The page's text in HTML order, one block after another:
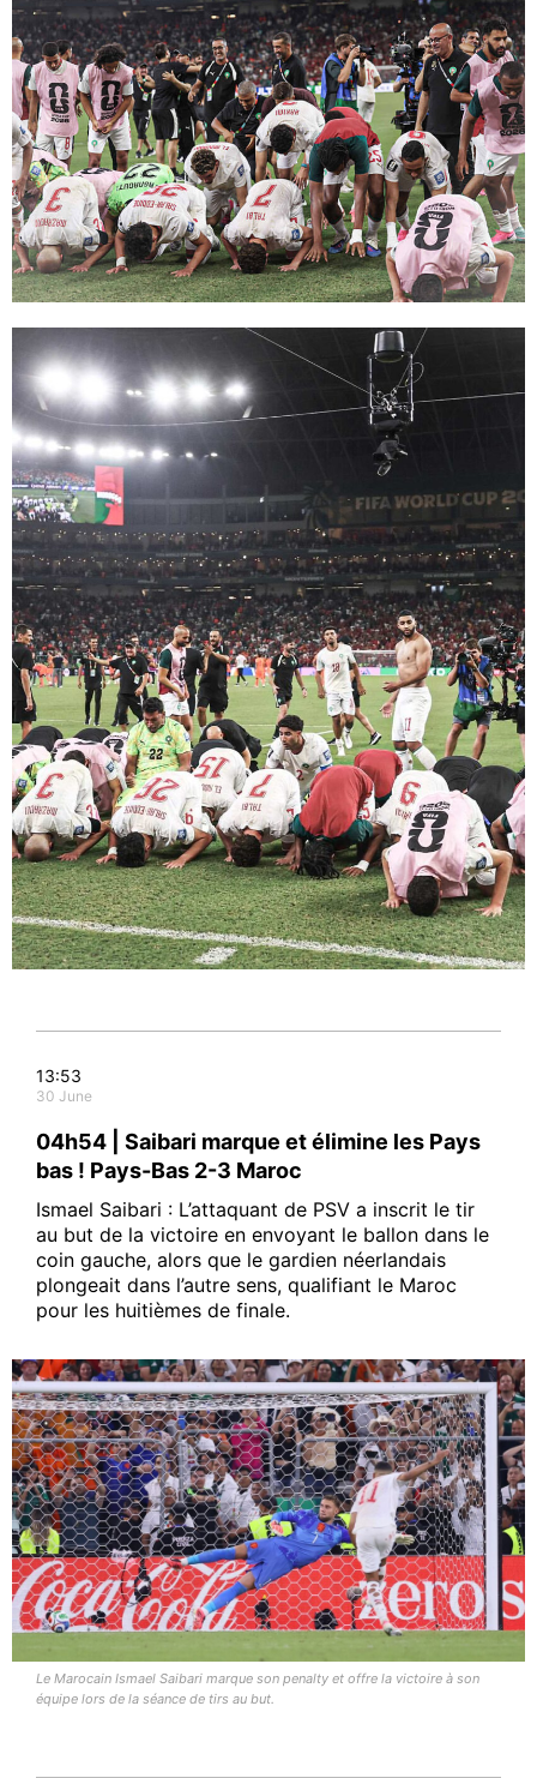
13:53
30 June
04h54 | Saibari marque et élimine les Pays
bas ! Pays-Bas 2-3 Maroc
Ismael Saibari : L’attaquant de PSV a inscrit le tir
au but de la victoire en envoyant le ballon dans le
coin gauche, alors que le gardien néerlandais
plongeait dans l’autre sens, qualifiant le Maroc
pour les huitièmes de finale.
Le Marocain Ismael Saibari marque son penalty et offre la victoire à son
équipe lors de la séance de tirs au but.